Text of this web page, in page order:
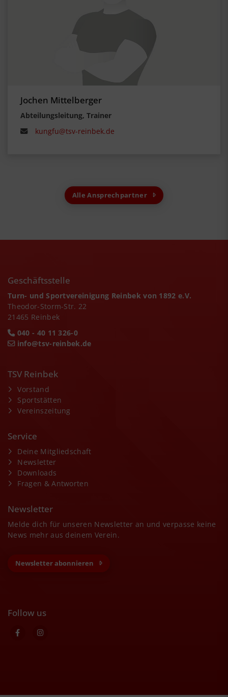
Jochen Mittelberger
Abteilungsleitung, Trainer
kungfu@tsv-reinbek.de
Alle Ansprechpartner
Geschäftsstelle
Turn- und Sportvereinigung Reinbek von 1892 e.V.
Theodor-Storm-Str. 22
21465 Reinbek
040 - 40 11 326-0
info@tsv-reinbek.de
TSV Reinbek
Vorstand
Sportstätten
Vereinszeitung
Service
Deine Mitgliedschaft
Newsletter
Downloads
Fragen & Antworten
Newsletter
Melde dich für unseren Newsletter an und verpasse keine
News mehr aus deinem Verein.
Newsletter abonnieren
Follow us